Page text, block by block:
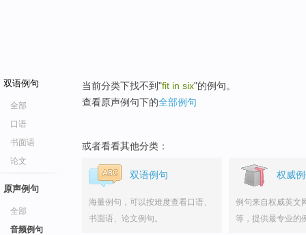
双语例句
全部
口语
书面语
论文
原声例句
全部
音频例句
当前分类下找不到"fit in six"的例句。
查看原声例句下的全部例句
或者看看其他分类：
双语例句
海量例句，可以按难度查看口语、
书面语、论文例句。
权威
例句来自权威英文
等，提供最专业的